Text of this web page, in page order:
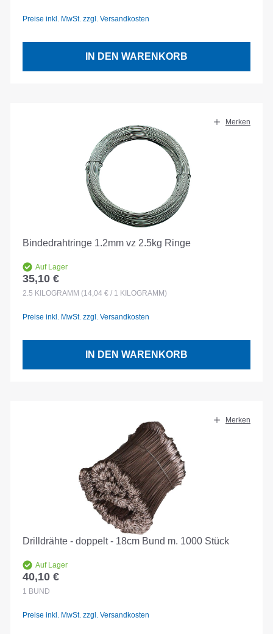
Preise inkl. MwSt. zzgl. Versandkosten
IN DEN WARENKORB
Merken
Bindedrahtringe 1.2mm vz 2.5kg Ringe
Auf Lager
Regulärer Preis:
35,10 €
2.5 KILOGRAMM (14,04 € / 1 KILOGRAMM)
Preise inkl. MwSt. zzgl. Versandkosten
IN DEN WARENKORB
Merken
Drilldrähte - doppelt - 18cm Bund m. 1000 Stück
Auf Lager
Regulärer Preis:
40,10 €
1 BUND
Preise inkl. MwSt. zzgl. Versandkosten